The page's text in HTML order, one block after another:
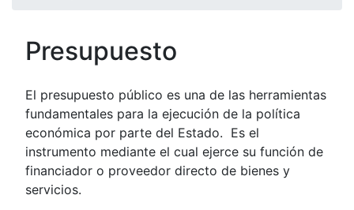
Presupuesto
El presupuesto público es una de las herramientas
fundamentales para la ejecución de la política
económica por parte del Estado. Es el
instrumento mediante el cual ejerce su función de
financiador o proveedor directo de bienes y
servicios.